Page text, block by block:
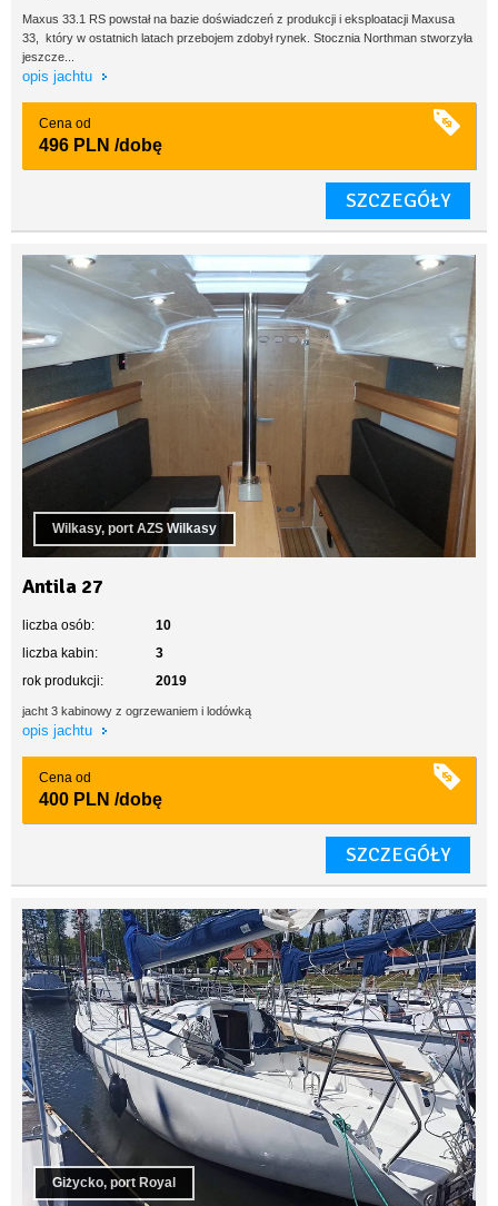
Maxus 33.1 RS powstał na bazie doświadczeń z produkcji i eksploatacji Maxusa
33, który w ostatnich latach przebojem zdobył rynek. Stocznia Northman stworzyła
jeszcze...
opis jachtu
Cena od
496 PLN /dobę
SZCZEGÓŁY
Wilkasy, port AZS Wilkasy
Antila 27
liczba osób:
10
liczba kabin:
3
rok produkcji:
2019
jacht 3 kabinowy z ogrzewaniem i lodówką
opis jachtu
Cena od
400 PLN /dobę
SZCZEGÓŁY
Giżycko, port Royal